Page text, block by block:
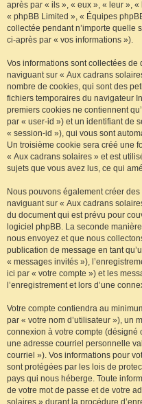
après par « ils », « eux », « leur »,
« phpBB Limited », « Équipes
collectée pendant n’importe quelle
ci-après par « vos informations »).
Vos informations sont collectées
naviguant sur « Aux cadrans
nombre de cookies, qui sont des
fichiers temporaires du navigateur
premiers cookies ne contiennent
par « user-id ») et un identifiant de
« session-id »), qui vous sont
Un troisième cookie sera créé une
« Aux cadrans solaires » et est
sujets que vous avez lus, ce qui
Nous pouvons également créer
naviguant sur « Aux cadrans
du document qui est prévu pour
logiciel phpBB. La seconde
nous envoyez et que nous
publication de message en tant
« messages invités »),
ici par « votre compte ») et les
l’enregistrement et lors d’une
Votre compte contiendra au
par « votre nom d’utilisateur »), un
connexion à votre compte (désigné
une adresse courriel personnelle
courriel »). Vos informations pour
sont protégées par les lois de
pays qui nous héberge. Toute
de votre mot de passe et de votre